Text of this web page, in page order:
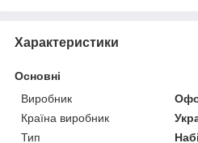
Характеристики
Основні
Виробник
Країна виробник
Тип